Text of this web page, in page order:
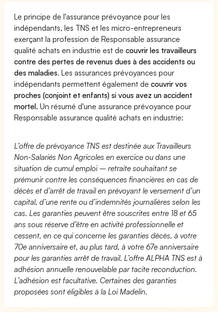
Le principe de l'assurance prévoyance pour les
indépendants, les TNS et les micro-entrepreneurs
exerçant la profession de Responsable assurance
qualité achats en industrie est decouvrir les travailleurs
contre des pertes de revenus dues à des accidents ou
des maladies. Les assurances prévoyances pour
indépendants permettent également decouvrir vos
proches (conjoint et enfants) si vous avez un accident
mortel. Un résumé d'une assurance prévoyance pour
Responsable assurance qualité achats en industrie:
L’offre de prévoyance TNS est destinée aux Travailleurs
Non-Salariés Non Agricoles en exercice ou dans une
situation de cumul emploi – retraite souhaitant se
prémunir contre les conséquences financières en cas de
décès et d’arrêt de travail en prévoyant le versement d’un
capital, d’une rente ou d’indemnités journalières selon les
cas. Les garanties peuvent être souscrites entre 18 et 65
ans sous réserve d’être en activité professionnelle et
cessent, en ce qui concerne les garanties décès, à votre
70e anniversaire et, au plus tard, à votre 67e anniversaire
pour les garanties arrêt de travail. L’offre ALPHA TNS est à
adhésion annuelle renouvelable par tacite reconduction.
L’adhésion est facultative. Certaines des garanties
proposées sont éligibles à la Loi Madelin.